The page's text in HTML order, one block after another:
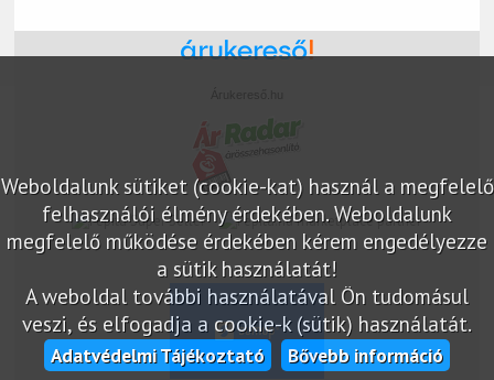
Weboldalunk sütiket (cookie-kat) használ a megfelelő
felhasználói élmény érdekében. Weboldalunk
megfelelő működése érdekében kérem engedélyezze
a sütik használatát!
A weboldal további használatával Ön tudomásul
veszi, és elfogadja a cookie-k (sütik) használatát.
Adatvédelmi Tájékoztató Bővebb információ
marketplace partner